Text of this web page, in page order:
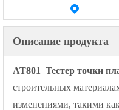
Описание продукта
AT801 Тестер точки
строительных
изменениями, такими